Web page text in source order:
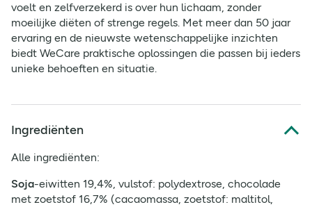
voelt en zelfverzekerd is over hun lichaam, zonder
moeilijke diëten of strenge regels. Met meer dan 50 jaar
ervaring en de nieuwste wetenschappelijke inzichten
biedt WeCare praktische oplossingen die passen bij ieders
unieke behoeften en situatie.
Ingrediënten
Alle ingrediënten:
Soja-eiwitten 19,4%, vulstof: polydextrose, chocolade
met zoetstof 16,7% (cacaomassa, zoetstof: maltitol,